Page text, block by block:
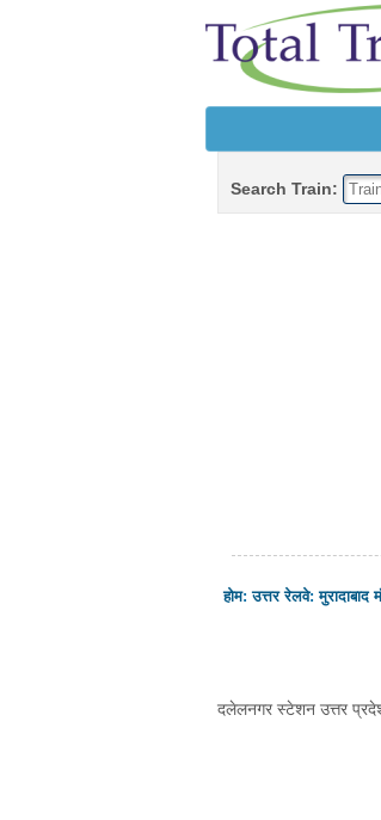
Search Train:
होम:उत्तर रेलवे:मुरादाबाद
दलेलनगर स्टेशन उत्तर